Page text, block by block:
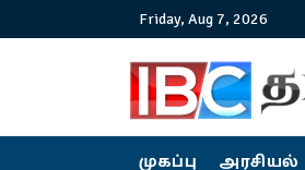
Friday, Aug 7, 2026
முகப்பு அரசியல்